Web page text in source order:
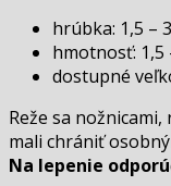
hrúbka: 1,5 –
hmotnosť: 1,5
dostupné
Reže sa
mali chrániť
Na lepenie